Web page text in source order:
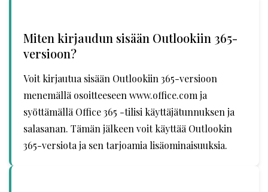
Miten kirjaudun sisään Outlookiin 365-
versioon?
Voit kirjautua sisään Outlookiin 365-versioon
menemällä osoitteeseen www.office.com ja
syöttämällä Office 365 -tilisi käyttäjätunnuksen ja
salasanan. Tämän jälkeen voit käyttää Outlookin
365-versiota ja sen tarjoamia lisäominaisuuksia.